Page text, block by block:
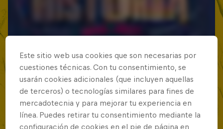
Este sitio web usa cookies que son necesarias por
cuestiones técnicas. Con tu consentimiento, se
usarán cookies adicionales (que incluyen aquellas
de terceros) o tecnologías similares para fines de
mercadotecnia y para mejorar tu experiencia en
línea. Puedes retirar tu consentimiento mediante la
configuración de cookies en el pie de página en